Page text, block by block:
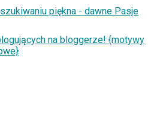
piękna - dawne Pasje
na bloggerze! {motywy